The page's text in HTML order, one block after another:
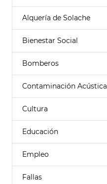
Alquería de Solache
Bienestar Social
Bomberos
Contaminación Acústica
Cultura
Educación
Empleo
Fallas